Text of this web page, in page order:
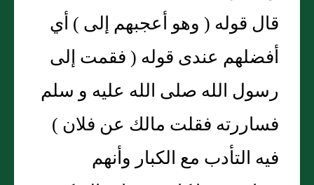
قال قوله ( وهو أعجبهم إلى ) أي
أفضلهم عندى قوله ( فقمت إلى
رسول الله صلى الله عليه و سلم
فساررته فقلت مالك عن فلان )
فيه التأدب مع الكبار وأنهم